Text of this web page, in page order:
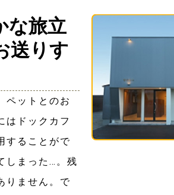
な旅立
送りす
ペットとのお
はドックカフ
することがで
しまった…。残
りません。で